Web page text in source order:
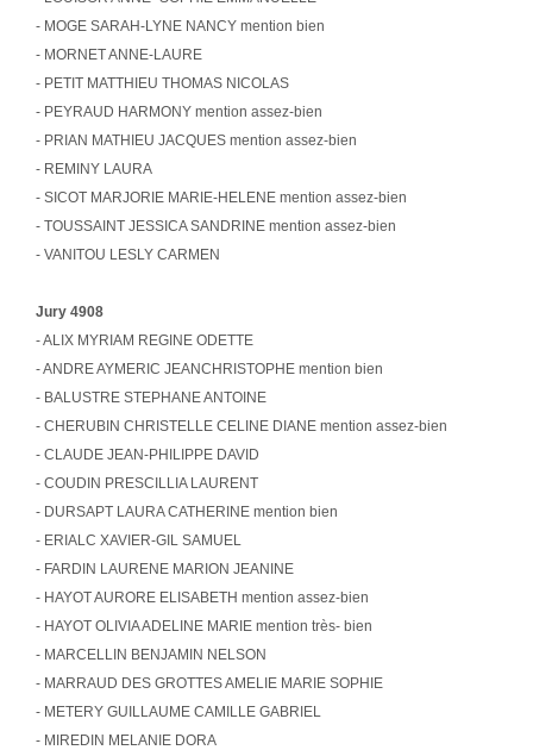
- MOGE SARAH-LYNE NANCY mention bien
- MORNET ANNE-LAURE
- PETIT MATTHIEU THOMAS NICOLAS
- PEYRAUD HARMONY mention assez-bien
- PRIAN MATHIEU JACQUES mention assez-bien
- REMINY LAURA
- SICOT MARJORIE MARIE-HELENE mention assez-bien
- TOUSSAINT JESSICA SANDRINE mention assez-bien
- VANITOU LESLY CARMEN
Jury 4908
- ALIX MYRIAM REGINE ODETTE
- ANDRE AYMERIC JEANCHRISTOPHE mention bien
- BALUSTRE STEPHANE ANTOINE
- CHERUBIN CHRISTELLE CELINE DIANE mention assez-bien
- CLAUDE JEAN-PHILIPPE DAVID
- COUDIN PRESCILLIA LAURENT
- DURSAPT LAURA CATHERINE mention bien
- ERIALC XAVIER-GIL SAMUEL
- FARDIN LAURENE MARION JEANINE
- HAYOT AURORE ELISABETH mention assez-bien
- HAYOT OLIVIA ADELINE MARIE mention très- bien
- MARCELLIN BENJAMIN NELSON
- MARRAUD DES GROTTES AMELIE MARIE SOPHIE
- METERY GUILLAUME CAMILLE GABRIEL
- MIREDIN MELANIE DORA